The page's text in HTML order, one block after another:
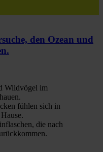
den Ozean und
Wildvögel im
fühlen sich in
die nach